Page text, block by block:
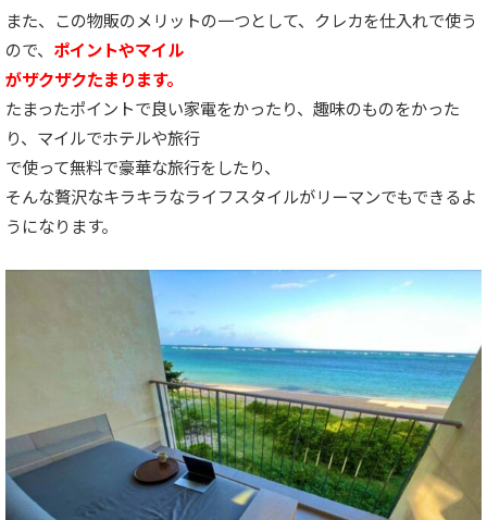
また、この物販のメリットの一つとして、クレカを仕入れで使う
ので、 ポイントやマイル
がザクザクたまります。
たまったポイントで良い家電をかったり、趣味のものをかった
り、マイルでホテルや旅行
で使って無料で豪華な旅行をしたり、
そんな贅沢なキラキラなライフスタイルがリーマンでもできるよ
うになります。